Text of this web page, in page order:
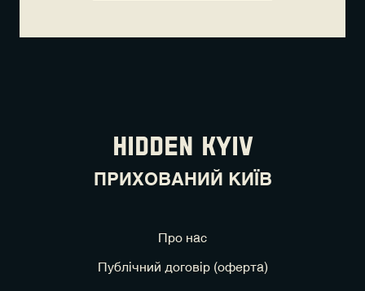
HIDDEN KYIV
ПРИХОВАНИЙ КИЇВ
Про нас
Публічний договір (оферта)